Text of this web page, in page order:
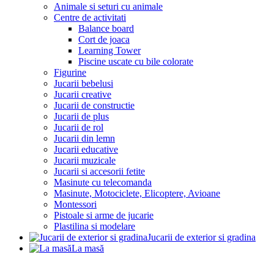
Animale si seturi cu animale
Centre de activitati
Balance board
Cort de joaca
Learning Tower
Piscine uscate cu bile colorate
Figurine
Jucarii bebelusi
Jucarii creative
Jucarii de constructie
Jucarii de plus
Jucarii de rol
Jucarii din lemn
Jucarii educative
Jucarii muzicale
Jucarii si accesorii fetite
Masinute cu telecomanda
Masinute, Motociclete, Elicoptere, Avioane
Montessori
Pistoale si arme de jucarie
Plastilina si modelare
Jucarii de exterior si gradina
La masă